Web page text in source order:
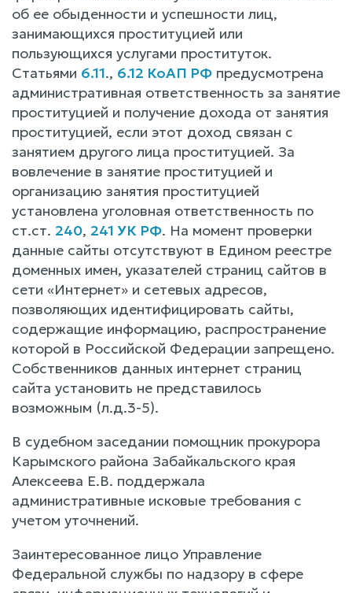
об ее обыденности и успешности лиц,
занимающихся проституцией или
пользующихся услугами проституток.
Статьями 6.11., 6.12 КоАП РФ предусмотрена
административная ответственность за занятие
проституцией и получение дохода от занятия
проституцией, если этот доход связан с
занятием другого лица проституцией. За
вовлечение в занятие проституцией и
организацию занятия проституцией
установлена уголовная ответственность по
ст.ст. 240, 241 УК РФ. На момент проверки
данные сайты отсутствуют в Едином реестре
доменных имен, указателей страниц сайтов в
сети «Интернет» и сетевых адресов,
позволяющих идентифицировать сайты,
содержащие информацию, распространение
которой в Российской Федерации запрещено.
Собственников данных интернет страниц
сайта установить не представилось
возможным (л.д.3-5).
В судебном заседании помощник прокурора
Карымского района Забайкальского края
Алексеева Е.В. поддержала
административные исковые требования с
учетом уточнений.
Заинтересованное лицо Управление
Федеральной службы по надзору в сфере